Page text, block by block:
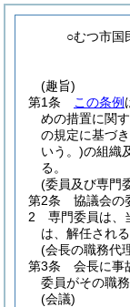
○むつ市国
(趣旨)
第1条
この条例
めの措置に関
の規定に基づ
いう。)の組織
る。
(委員及び専門
第2条
協議会の
2
専門委員は、
は、解任され
(会長の職務代
第3条
会長に事
委員がその職務
(会議)